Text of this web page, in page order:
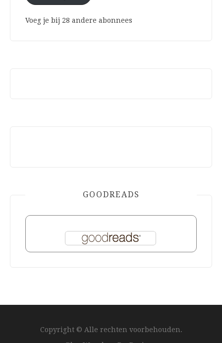
Voeg je bij 28 andere abonnees
GOODREADS
Copyright © Alle rechten voorbehouden.